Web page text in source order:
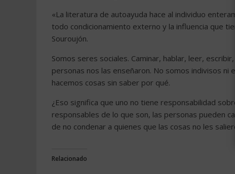
«La literatura de autoayuda hace al individuo
todo condicionamiento externo y la influencia que
Souroujón.
Somos seres sociales. Caminar, hablar, leer,
personas nos las enseñaron. No somos indivisos ni
hacemos cosas sin saber por qué.
¿Eso significa que uno no tiene responsabilidad
responsables de lo que son, las personas pueden
de no condenar a quienes que las cosas no les
Relacionado